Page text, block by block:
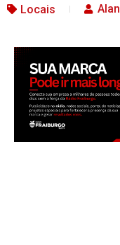
Locais Alan